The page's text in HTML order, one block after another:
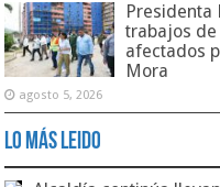
Presidenta
trabajos
afectados
Mora
agosto 5, 2026
Lo Más Leido